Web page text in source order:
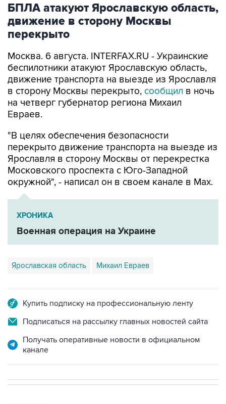
БПЛА атакуют Ярославскую область,
движение в сторону Москвы
перекрыто
Москва. 6 августа. INTERFAX.RU - Украинские
беспилотники атакуют Ярославскую область,
движение транспорта на выезде из Ярославля
в сторону Москвы перекрыто, сообщил в ночь
на четверг губернатор региона Михаил
Евраев.
"В целях обеспечения безопасности
перекрыто движение транспорта на выезде из
Ярославля в сторону Москвы от перекрестка
Московского проспекта с Юго-Западной
окружной", - написал он в своем канале в Мах.
ХРОНИКА
Военная операция на Украине
Ярославская область Михаил Евраев
Купить подписку на профессиональную ленту
Подписаться на рассылку главных новостей сайта
Получать оперативные новости в официальном
канале